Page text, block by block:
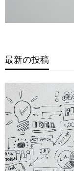
最新の投稿